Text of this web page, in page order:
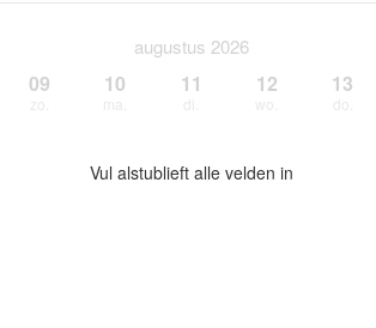
augustus 2026
09 10 11 12 13
Vul alstublieft alle velden in